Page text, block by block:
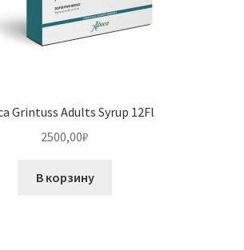
Grintuss Adults Syrup 12Fl
2500,00₽
В корзину